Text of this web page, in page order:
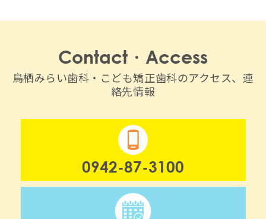
Contact・Access
鳥栖みらい歯科・こども矯正歯科のアクセス、連
絡先情報
0942-87-3100